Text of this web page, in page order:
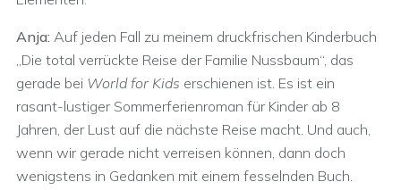
Anja: Auf jeden Fall zu meinem druckfrischen Kinderbuch
„Die total verrückte Reise der Familie Nussbaum“, das
gerade bei World for Kids erschienen ist. Es ist ein
rasant-lustiger Sommerferienroman für Kinder ab 8
Jahren, der Lust auf die nächste Reise macht. Und auch,
wenn wir gerade nicht verreisen können, dann doch
wenigstens in Gedanken mit einem fesselnden Buch.